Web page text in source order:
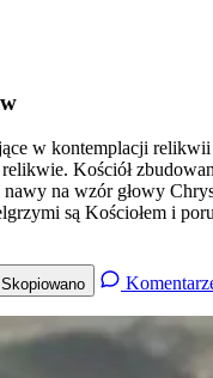
w kontemplacji
Kościół
na wzór głowy
są Kościołem i
Skopiowano